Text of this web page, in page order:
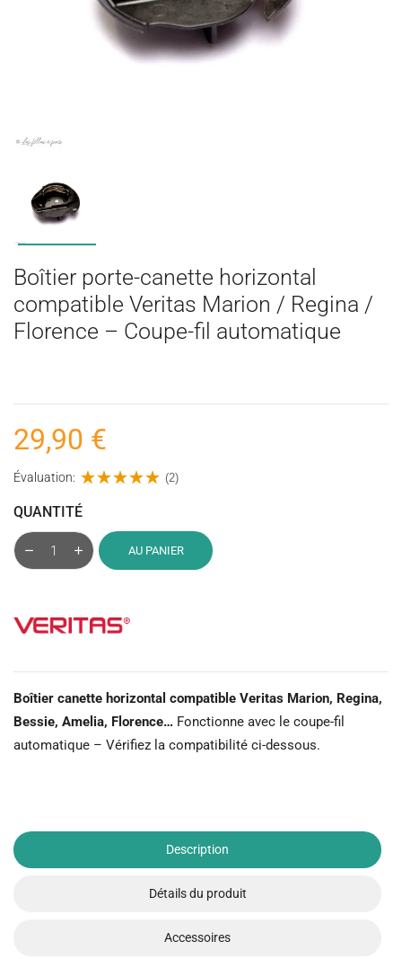
Boîtier porte-canette horizontal
compatible Veritas Marion / Regina /
Florence – Coupe-fil automatique
29,90 €
Évaluation: (2)
QUANTITÉ
AU PANIER
Boîtier canette horizontal compatible Veritas Marion, Regina,
Bessie, Amelia, Florence… Fonctionne avec le coupe-fil
automatique – Vérifiez la compatibilité ci-dessous.
Description
Détails du produit
Accessoires